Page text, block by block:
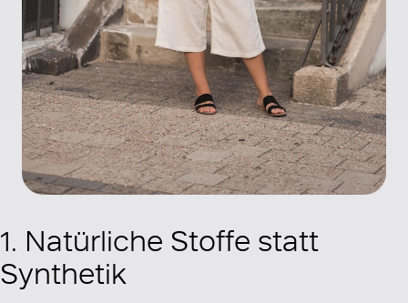
1. Natürliche Stoffe statt
Synthetik